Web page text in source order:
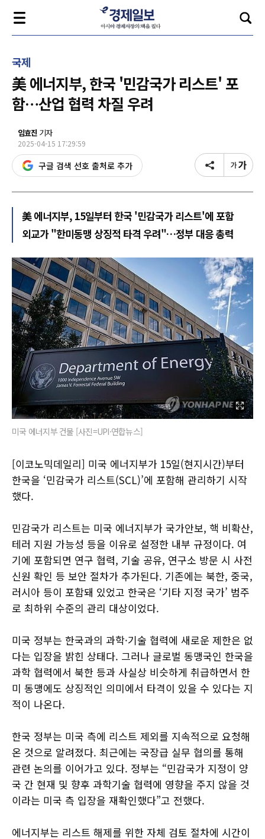
국제
美 에너지부, 한국 '민감국가 리스트' 포
함…산업 협력 차질 우려
임효진 기자
2025-04-15 17:29:59
구글 검색 선호 출처로 추가
美 에너지부, 15일부터 한국 '민감국가 리스트'에 포함
외교가 "한미동맹 상징적 타격 우려"…정부 대응 총력
미국 에너지부 건물 [사진=UPI·연합뉴스]
[이코노믹데일리] 미국 에너지부가 15일(현지시간)부터
한국을 ‘민감국가 리스트(SCL)’에 포함해 관리하기 시작
했다.
민감국가 리스트는 미국 에너지부가 국가안보, 핵 비확산,
테러 지원 가능성 등을 이유로 설정한 내부 규정이다. 여
기에 포함되면 연구 협력, 기술 공유, 연구소 방문 시 사전
신원 확인 등 보안 절차가 추가된다. 기존에는 북한, 중국,
러시아 등이 포함돼 있었고 한국은 ‘기타 지정 국가’ 범주
로 최하위 수준의 관리 대상이었다.
미국 정부는 한국과의 과학·기술 협력에 새로운 제한은 없
다는 입장을 밝힌 상태다. 그러나 글로벌 동맹국인 한국을
과학 협력에서 북한 등과 사실상 비슷하게 취급하면서 한
미 동맹에도 상징적인 의미에서 타격이 있을 수 있다는 지
적이 나온다.
한국 정부는 미국 측에 리스트 제외를 지속적으로 요청해
온 것으로 알려졌다. 최근에는 국장급 실무 협의를 통해
관련 논의를 이어가고 있다. 정부는 “민감국가 지정이 양
국 간 현재 및 향후 과학기술 협력에 영향을 주지 않을 것
이라는 미국 측 입장을 재확인했다”고 전했다.
에너지부는 리스트 해제를 위한 자체 검토 절차에 시간이